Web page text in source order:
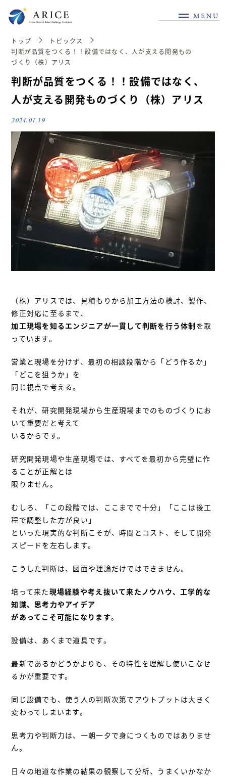
MENU
トップ
トピックス
判断が品質をつくる！！設備ではなく、人が支える開発もの
づくり（株）アリス
判断が品質をつくる！！設備ではなく、
人が支える開発ものづくり（株）アリス
2024.01.19
（株）アリスでは、見積もりから加工方法の検討、製作、
修正対応に至るまで、
加工現場を知るエンジニアが一貫して判断を行う体制を取
っています。
営業と現場を分けず、最初の相談段階から「どう作るか」
「どこを狙うか」を
同じ視点で考える。
それが、研究開発現場から生産現場までのものづくりにお
いて重要だと考えて
いるからです。
研究開発現場や生産現場では、すべてを最初から完璧に作
ることが正解とは
限りません。
むしろ、「この段階では、ここまでで十分」「ここは後工
程で調整した方が良い」
といった現実的な判断こそが、時間とコスト、そして開発
スピードを左右します。
こうした判断は、図面や理論だけではできません。
培って来た現場経験や考え抜いて来たノウハウ、工学的な
知識、思考力やアイデア
があってこそ可能になります。
設備は、あくまで道具です。
最新であるかどうかよりも、その特性を理解し使いこなせ
るかが重要です。
同じ設備でも、使う人の判断次第でアウトプットは大きく
変わってしまいます。
思考力や判断力は、一朝一夕で身につくものではありませ
ん。
日々の地道な作業の結果の観察して分析、うまくいかなか